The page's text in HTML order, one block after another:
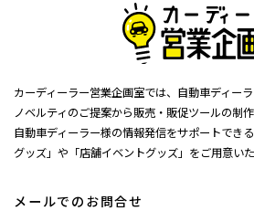
カーディーラー営業企画室では、自動車ディー
ノベルティのご提案から販売・販促ツールの制作
自動車ディーラー様の情報発信をサポートでき
グッズ」や「店舗イベントグッズ」をご用意いた
メールでのお問合せ